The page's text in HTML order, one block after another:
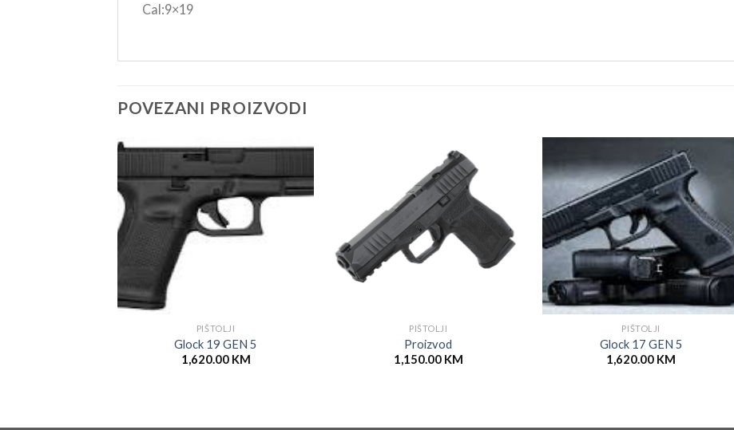
Cal:9×19
POVEZANI PROIZVODI
PIŠTOLJI
Glock 19 GEN 5
1,620.00 KM
PIŠTOLJI
Proizvod
1,150.00 KM
PIŠTOLJI
Glock 17 GEN 5
1,620.00 KM